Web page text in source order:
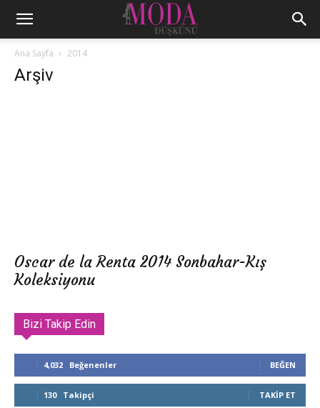
Ana Sayfa 2014
Arşiv
Oscar de la Renta 2014 Sonbahar-Kış
Koleksiyonu
Bizi Takip Edin
4,032 Beğenenler BEĞEN
130 Takipçi TAKIP ET